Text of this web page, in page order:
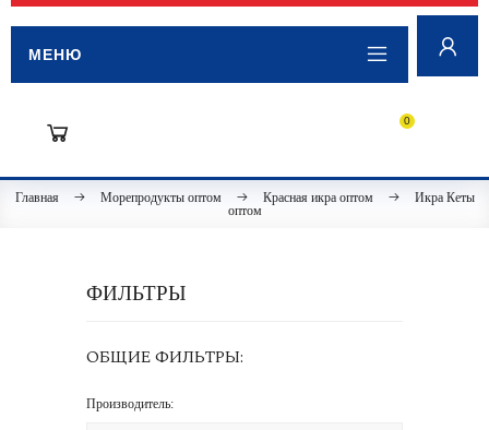
МЕНЮ
0
Главная Морепродукты оптом Красная икра оптом
Икра Кеты
оптом
ФИЛЬТРЫ
ОБЩИЕ ФИЛЬТРЫ:
Производитель: